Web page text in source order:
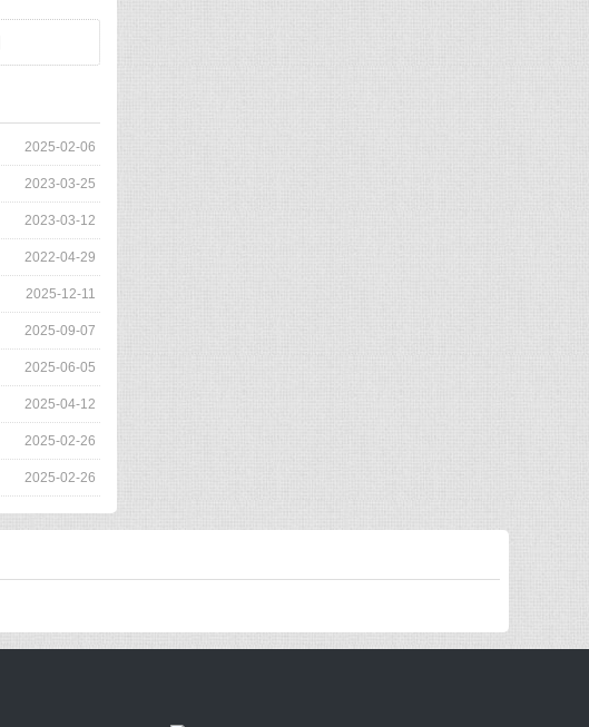
2025-02-06
2023-03-25
2023-03-12
2022-04-29
2025-12-11
2025-09-07
2025-06-05
2025-04-12
2025-02-26
2025-02-26